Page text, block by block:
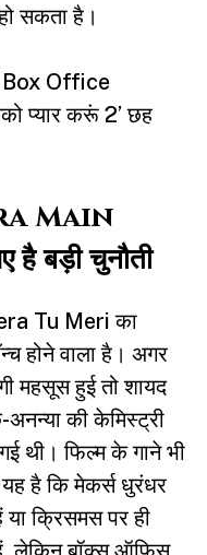
सकता है।
Office
प्यार करूं 2’ छह
Main
बड़ी चुनौती
Tu Meri का
होने वाला है। अगर
महसूस हुई तो शायद
की केमिस्ट्री
थी। फिल्म के गाने भी
है कि मेकर्स धुरंधर
क्रिसमस पर ही